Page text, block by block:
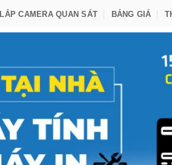
LẮP CAMERA QUAN SÁT BẢNG GIÁ